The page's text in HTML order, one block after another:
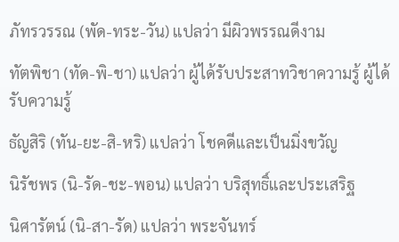
ภัทรวรรณ (พัด-ทระ-วัน) แปลว่า มีผิวพรรณดีงาม
ทัตพิชา (ทัด-พิ-ชา) แปลว่า ผู้ได้รับประสาทวิชาความรู้ ผู้ได้
รับความรู้
ธัญสิริ (ทัน-ยะ-สิ-หริ) แปลว่า โชคดีและเป็นมิ่งขวัญ
นิรัชพร (นิ-รัด-ชะ-พอน) แปลว่า บริสุทธิ์และประเสริฐ
นิศารัตน์ (นิ-สา-รัด) แปลว่า พระจันทร์